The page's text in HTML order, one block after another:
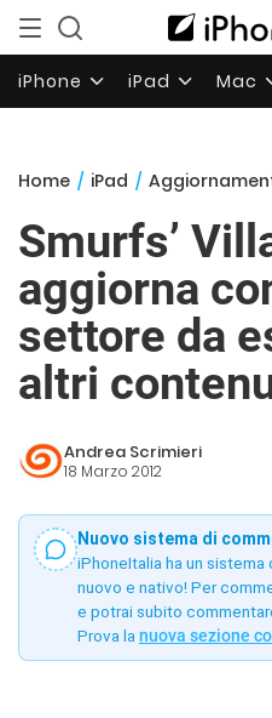
iPhone iPad Mac
Home / iPad /
Smurfs’
aggiorna
settore da
altri
Andrea Scrimieri
18 Marzo 2012
Nuovo sistema di
iPhoneItalia ha un
nuovo e nativo! Per
e potrai subito
Prova la nuova sezione